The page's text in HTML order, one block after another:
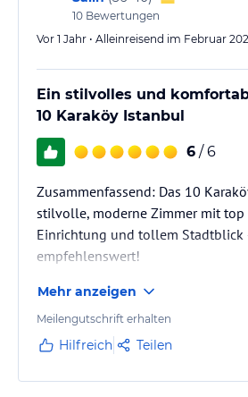
verbindlichenAngebotsdetails
10 Bewertungen
Vor 1 Jahr • Alleinreisend im Februar
Ein stilvolles und
10 Karaköy Istanbul
6 / 6
Zusammenfassend: Das 10
stilvolle, moderne Zimmer mit top
Einrichtung und tollem Stadtblick
empfehlenswert!
Mehr anzeigen
Meilengutschrift erhalten
Hilfreich Teilen